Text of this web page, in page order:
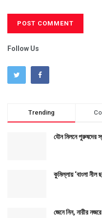
Follow Us
Trending
যৌন মিলনে পুরুষদের
কুমিল্লায় ‘বাংলা নীল
জেনে নিন, নারীর